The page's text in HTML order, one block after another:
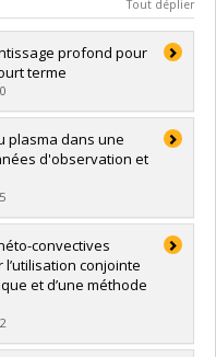
Tout déplier
profond pour
terme
plasma dans une
d'observation et
convectives
conjointe
et d’une méthode